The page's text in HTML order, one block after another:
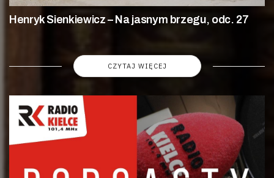
Henryk Sienkiewicz – Na jasnym brzegu, odc. 27
CZYTAJ WIĘCEJ